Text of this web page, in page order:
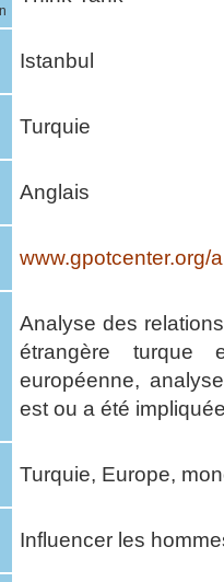
Istanbul
Turquie
Anglais
www.gpotcenter.org/
Analyse des
étrangère turque
européenne,
est ou a été
Turquie, Europe,
Influencer les